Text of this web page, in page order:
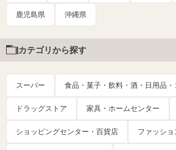
鹿児島県 沖縄県
カテゴリから探す
スーパー 食品・菓子・飲料・酒・日用品・
ドラッグストア 家具・ホームセンター
ショッピングセンター・百貨店 ファッショ